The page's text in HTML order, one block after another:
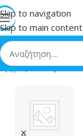
Skip to navigation
Skip to main content
Αρχική»Deepcool